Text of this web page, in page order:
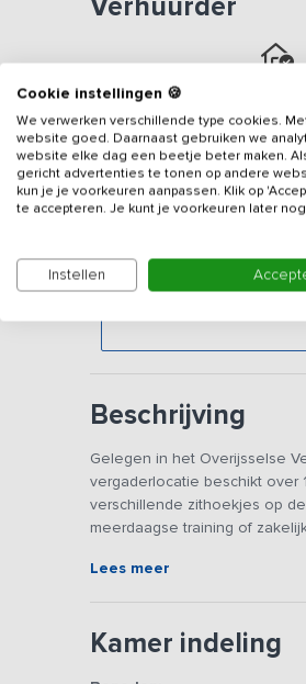
Deze vermelding is
vriendengroep dit
Beschrijving
Gelegen in het Overijsselse
vergaderlocatie beschikt over
verschillende zithoekjes op
meerdaagse training of
De accommodatie is volledig
diner in het restaurant of in
Lees meer
Kamer indeling
Cookie instellingen 🍪
We verwerken verschillende type cookies.
website goed. Daarnaast gebruiken we
website elke dag een beetje beter maken.
gericht advertenties te tonen op andere
kun je je voorkeuren aanpassen. Klik op
te accepteren. Je kunt je voorkeuren later
Instellen